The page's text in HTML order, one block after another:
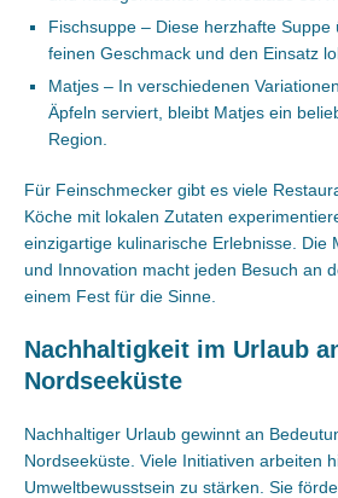
Fischsuppe – Diese herzhafte
feinen Geschmack und den Einsatz
Matjes – In verschiedenen
Äpfeln serviert, bleibt Matjes ein
Region.
Für Feinschmecker gibt es viele
Köche mit lokalen Zutaten
einzigartige kulinarische Erlebnisse. Die
und Innovation macht jeden Besuch an
einem Fest für die Sinne.
Nachhaltigkeit im Urlaub
Nordseeküste
Nachhaltiger Urlaub gewinnt an
Nordseeküste. Viele Initiativen arbeiten
Umweltbewusstsein zu stärken. Sie